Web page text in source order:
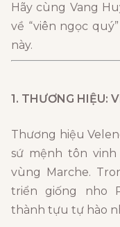
Hãy cùng Vang
về “viên ngọc
này.
Thương hiệu
sứ mệnh tôn
vùng Marche.
triển giống nho
thành tựu tự hào